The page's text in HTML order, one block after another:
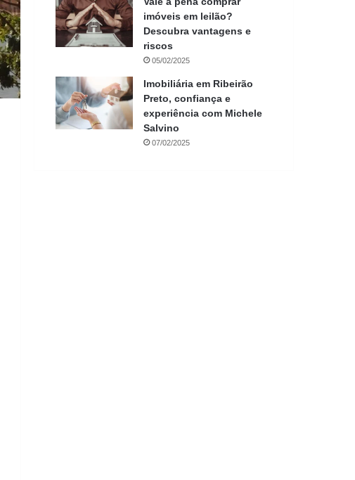
imóveis em leilão?
Descubra vantagens e
riscos
05/02/2025
Imobiliária em Ribeirão
Preto, confiança e
experiência com Michele
Salvino
07/02/2025